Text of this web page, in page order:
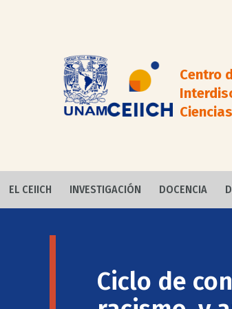
Centro
EL CEIICH INVESTIGACIÓN DOCENCIA
Ciclo de